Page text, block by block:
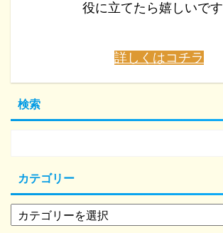
役に立てたら嬉しいです
詳しくはコチラ
検索
カテゴリー